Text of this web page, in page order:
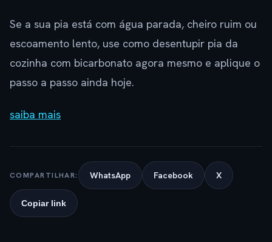
Se a sua pia está com água parada, cheiro ruim ou
escoamento lento, use como desentupir pia da
cozinha com bicarbonato agora mesmo e aplique o
passo a passo ainda hoje.
saiba mais
COMPARTILHAR: WhatsApp Facebook X
Copiar link